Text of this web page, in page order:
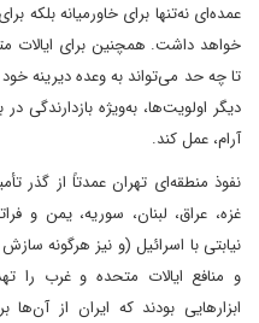
عمده‌ای نه‌تنها برای خاورمیانه بلکه
خواهد داشت. همچنین برای ایالات
تا چه حد می‌تواند به وعده دیرینه خود
دیگر اولویت‌ها، به‌ویژه بازدارندگی
آرام، عمل کند.
نفوذ منطقه‌ای تهران عمدتاً از گذر
غزه، عراق، لبنان، سوریه، یمن و
نیابتی با اسرائیل (و نیز هرگونه
و منافع ایالات متحده و غرب را
ابزارهایی بودند که ایران از